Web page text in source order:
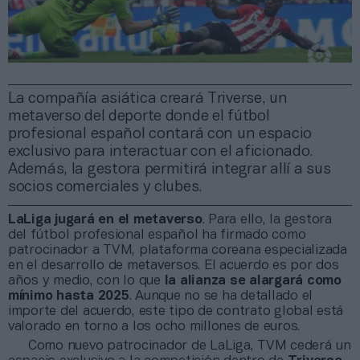
La compañía asiática creará Triverse, un
metaverso del deporte donde el fútbol
profesional español contará con un espacio
exclusivo para interactuar con el aficionado.
Además, la gestora permitirá integrar allí a sus
socios comerciales y clubes.
LaLiga jugará en el metaverso. Para ello, la gestora
del fútbol profesional español ha firmado como
patrocinador a TVM, plataforma coreana especializada
en el desarrollo de metaversos. El acuerdo es por dos
años y medio, con lo que
la alianza se alargará como
mínimo hasta 2025. Aunque no se ha detallado el
importe del acuerdo, este tipo de contrato global está
valorado en torno a los ocho millones de euros.
Como nuevo patrocinador de LaLiga, TVM cederá un